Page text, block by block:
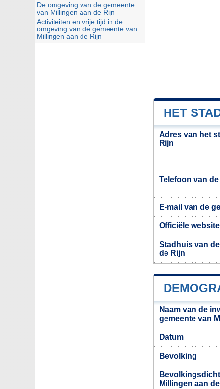
HET
Adres van het
Rijn
Telefoon van
E-mail van de
Officiële
Stadhuis van
de Rijn
Naam van de
gemeente van
Datum
Bevolking
Millingen aan
De omgeving van de gemeente
van Millingen aan de Rijn
Activiteiten en vrije tijd in de
omgeving van de gemeente van
Millingen aan de Rijn